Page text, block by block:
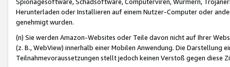
Herunterladen oder Installieren auf einem Nutzer-Computer oder
genehmigt wurden.
(n) Sie werden Amazon-Websites oder Teile davon nicht auf Ihrer
(z. B., WebView) innerhalb einer Mobilen Anwendung. Die Darstellung
Teilnahmevoraussetzungen stellt jedoch keinen Verstoß gegen diese